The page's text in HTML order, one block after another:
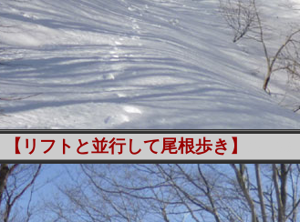
【リフトと並行して尾根歩き】